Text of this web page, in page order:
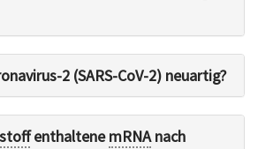
2 (SARS-CoV-2) neuartig?
enthaltenemRNAnach